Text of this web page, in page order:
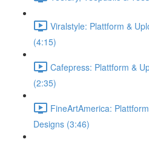
Viralstyle: Plattform &
(4:15)
Cafepress: Plattform &
(2:35)
FineArtAmerica:
Designs (3:46)